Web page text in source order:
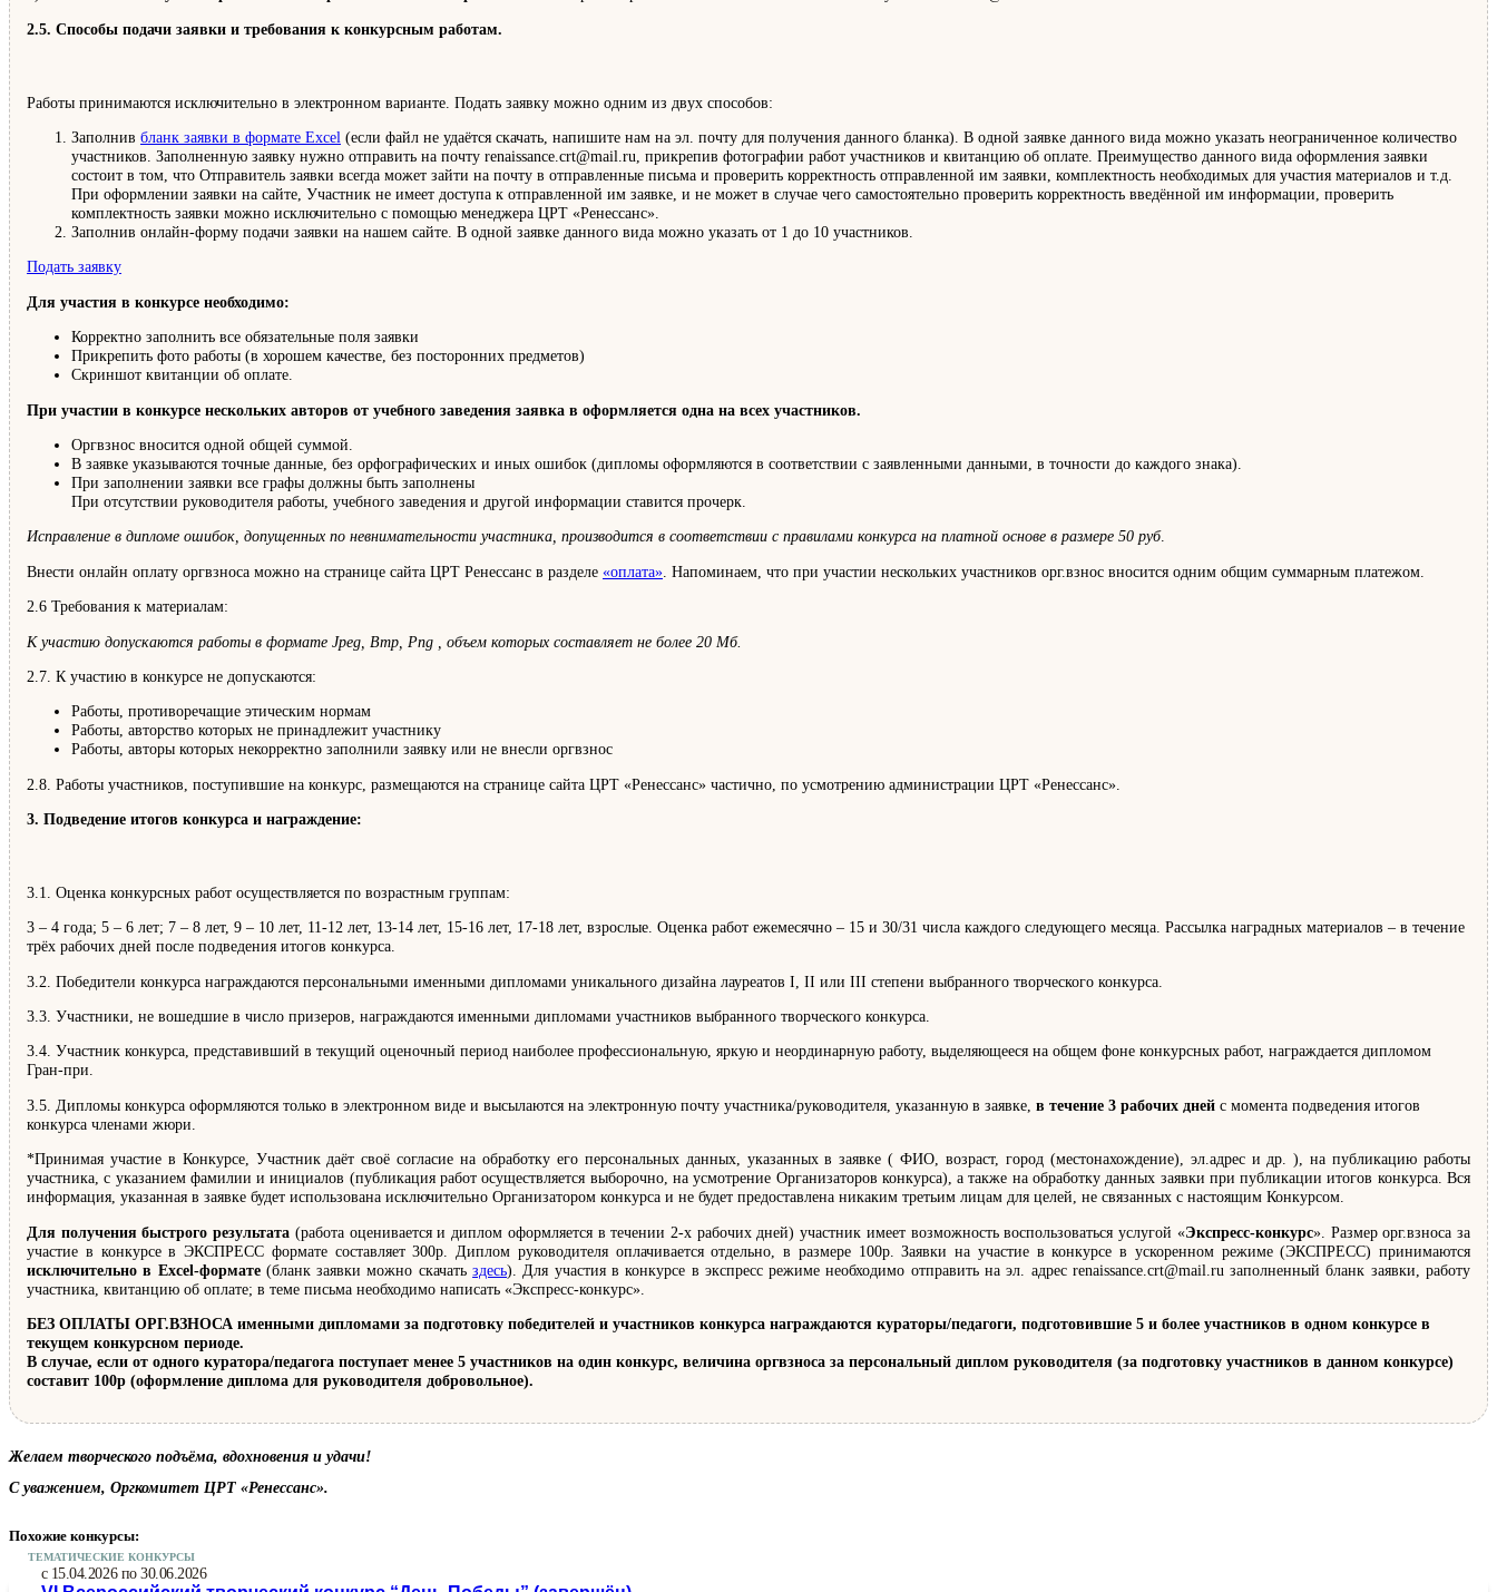
2.5. Способы подачи заявки и требования к конкурсным работам.
Работы принимаются исключительно в электронном варианте. Подать заявку можно одним из двух способов:
Заполнив бланк заявки в формате Excel (если файл не удаётся скачать, напишите нам на эл. почту для получения данного бланка). В одной заявке данного вида можно указать неограниченное количество
участников. Заполненную заявку нужно отправить на почту renaissance.crt@mail.ru, прикрепив фотографии работ участников и квитанцию об оплате. Преимущество данного вида оформления заявки
состоит в том, что Отправитель заявки всегда может зайти на почту в отправленные письма и проверить корректность отправленной им заявки, комплектность необходимых для участия материалов и т.д.
При оформлении заявки на сайте, Участник не имеет доступа к отправленной им заявке, и не может в случае чего самостоятельно проверить корректность введённой им информации, проверить
комплектность заявки можно исключительно с помощью менеджера ЦРТ «Ренессанс».
Заполнив онлайн-форму подачи заявки на нашем сайте. В одной заявке данного вида можно указать от 1 до 10 участников.
Подать заявку
Для участия в конкурсе необходимо:
Корректно заполнить все обязательные поля заявки
Прикрепить фото работы (в хорошем качестве, без посторонних предметов)
Скриншот квитанции об оплате.
При участии в конкурсе нескольких авторов от учебного заведения заявка в оформляется одна на всех участников.
Оргвзнос вносится одной общей суммой.
В заявке указываются точные данные, без орфографических и иных ошибок (дипломы оформляются в соответствии с заявленными данными, в точности до каждого знака).
При заполнении заявки все графы должны быть заполнены
При отсутствии руководителя работы, учебного заведения и другой информации ставится прочерк.
Исправление в дипломе ошибок, допущенных по невнимательности участника, производится в соответствии с правилами конкурса на платной основе в размере 50 руб.
Внести онлайн оплату оргвзноса можно на странице сайта ЦРТ Ренессанс в разделе «оплата» . Напоминаем, что при участии нескольких участников орг.взнос вносится одним общим суммарным платежом.
2.6 Требования к материалам:
К участию допускаются работы в формате Jpeg, Bmp, Png , объем которых составляет не более 20 Мб.
2.7. К участию в конкурсе не допускаются:
Работы, противоречащие этическим нормам
Работы, авторство которых не принадлежит участнику
Работы, авторы которых некорректно заполнили заявку или не внесли оргвзнос
2.8. Работы участников, поступившие на конкурс, размещаются на странице сайта ЦРТ «Ренессанс» частично, по усмотрению администрации ЦРТ «Ренессанс».
3. Подведение итогов конкурса и награждение:
3.1. Оценка конкурсных работ осуществляется по возрастным группам:
3 – 4 года; 5 – 6 лет; 7 – 8 лет, 9 – 10 лет, 11-12 лет, 13-14 лет, 15-16 лет, 17-18 лет, взрослые. Оценка работ ежемесячно – 15 и 30/31 числа каждого следующего месяца. Рассылка наградных материалов – в течение
трёх рабочих дней после подведения итогов конкурса.
3.2. Победители конкурса награждаются персональными именными дипломами уникального дизайна лауреатов I, II или III степени выбранного творческого конкурса.
3.3. Участники, не вошедшие в число призеров, награждаются именными дипломами участников выбранного творческого конкурса.
3.4. Участник конкурса, представивший в текущий оценочный период наиболее профессиональную, яркую и неординарную работу, выделяющееся на общем фоне конкурсных работ, награждается дипломом
Гран-при.
3.5. Дипломы конкурса оформляются только в электронном виде и высылаются на электронную почту участника/руководителя, указанную в заявке, в течение 3 рабочих дней с момента подведения итогов
конкурса членами жюри.
*Принимая участие в Конкурсе, Участник даёт своё согласие на обработку его персональных данных, указанных в заявке ( ФИО, возраст, город (местонахождение), эл.адрес и др. ), на публикацию работы
участника, с указанием фамилии и инициалов (публикация работ осуществляется выборочно, на усмотрение Организаторов конкурса), а также на обработку данных заявки при публикации итогов конкурса. Вся
информация, указанная в заявке будет использована исключительно Организатором конкурса и не будет предоставлена никаким третьим лицам для целей, не связанных с настоящим Конкурсом.
Для получения быстрого результата (работа оценивается и диплом оформляется в течении 2-х рабочих дней) участник имеет возможность воспользоваться услугой «Экспресс-конкурс». Размер орг.взноса за
участие в конкурсе в ЭКСПРЕСС формате составляет 300р. Диплом руководителя оплачивается отдельно, в размере 100р. Заявки на участие в конкурсе в ускоренном режиме (ЭКСПРЕСС) принимаются
исключительно в Excel-формате(бланк заявки можно скачатьздесь). Для участия в конкурсе в экспресс режиме необходимо отправить на эл. адрес renaissance.crt@mail.ru заполненный бланк заявки, работу
участника, квитанцию об оплате; в теме письма необходимо написать «Экспресс-конкурс».
БЕЗ ОПЛАТЫ ОРГ.ВЗНОСА именными дипломами за подготовку победителей и участников конкурса награждаются кураторы/педагоги, подготовившие 5 и более участников в одном конкурсе в
текущем конкурсном периоде.
В случае, если от одного куратора/педагога поступает менее 5 участников на один конкурс, величина оргвзноса за персональный диплом руководителя (за подготовку участников в данном конкурсе)
составит 100р (оформление диплома для руководителя добровольное).
Желаем творческого подъёма, вдохновения и удачи!
С уважением, Оргкомитет ЦРТ «Ренессанс».
Похожие конкурсы:
ТЕМАТИЧЕСКИЕ КОНКУРСЫ
с 15.04.2026 по 30.06.2026